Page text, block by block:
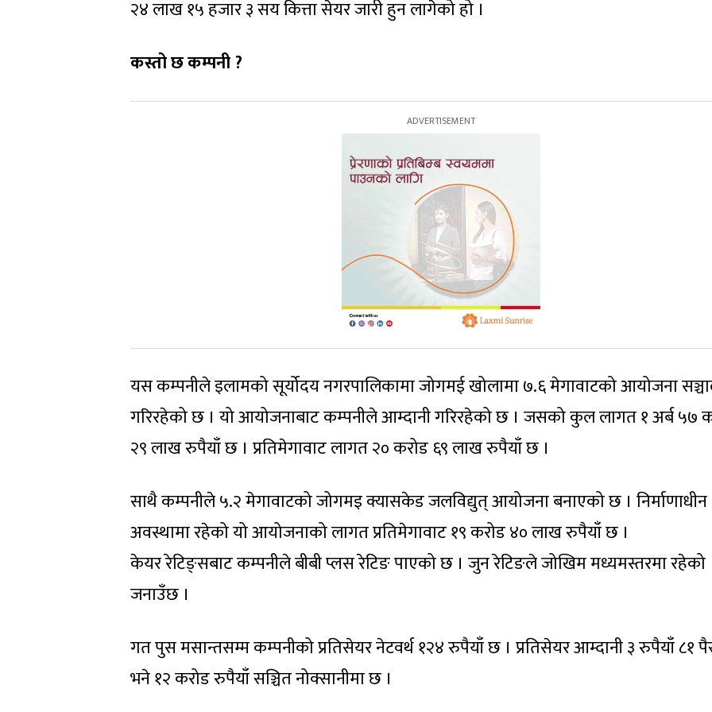
२४ लाख १५ हजार ३ सय कित्ता सेयर जारी हुन लागेको हो ।
कस्तो छ कम्पनी ?
यस कम्पनीले इलामको सूर्योदय नगरपालिकामा जोगमई खोलामा ७.६ मेगावाटको आयोजना
गरिरहेको छ । यो आयोजनाबाट कम्पनीले आम्दानी गरिरहेको छ । जसको कुल लागत १ अर्ब ५७
२९ लाख रुपैयाँ छ । प्रतिमेगावाट लागत २० करोड ६९ लाख रुपैयाँ छ ।
साथै कम्पनीले ५.२ मेगावाटको जोगमइ क्यासकेड जलविद्युत् आयोजना बनाएको छ । निर्माणाधीन
अवस्थामा रहेको यो आयोजनाको लागत प्रतिमेगावाट १९ करोड ४० लाख रुपैयाँ छ ।
केयर रेटिङ्सबाट कम्पनीले बीबी प्लस रेटिङ पाएको छ । जुन रेटिङले जोखिम मध्यमस्तरमा रहेको
जनाउँछ ।
गत पुस मसान्तसम्म कम्पनीको प्रतिसेयर नेटवर्थ १२४ रुपैयाँ छ । प्रतिसेयर आम्दानी ३ रुपैयाँ ८१
भने १२ करोड रुपैयाँ सञ्चित नोक्सानीमा छ ।